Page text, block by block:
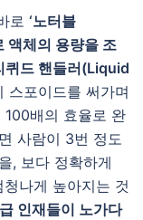
로 ‘노터블
액체의 용량을 조
퀴드 핸들러(Liquid
스포이드를 써가며
배의 효율로 완
사람이 3번 정도
, 보다 정확하게
나게 높아지는 것
인재들이 노가다